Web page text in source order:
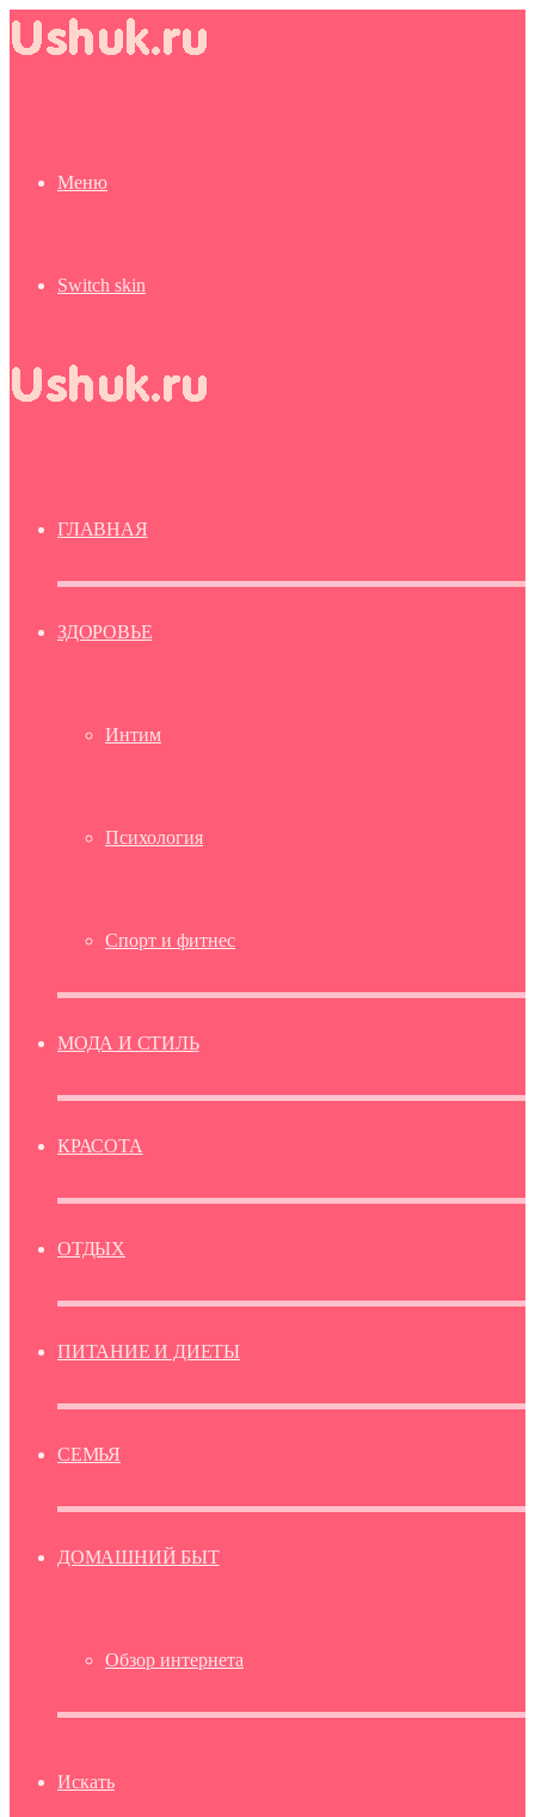
Меню
Switch skin
ГЛАВНАЯ
ЗДОРОВЬЕ
Интим
Психология
Спорт и фитнес
МОДА И СТИЛЬ
КРАСОТА
ОТДЫХ
ПИТАНИЕ И ДИЕТЫ
СЕМЬЯ
ДОМАШНИЙ БЫТ
Обзор интернета
Искать